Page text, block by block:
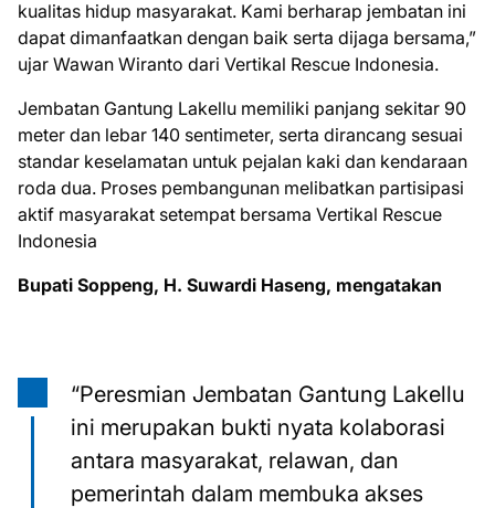
kualitas hidup masyarakat. Kami berharap jembatan ini
dapat dimanfaatkan dengan baik serta dijaga bersama,”
ujar Wawan Wiranto dari Vertikal Rescue Indonesia.
Jembatan Gantung Lakellu memiliki panjang sekitar 90
meter dan lebar 140 sentimeter, serta dirancang sesuai
standar keselamatan untuk pejalan kaki dan kendaraan
roda dua. Proses pembangunan melibatkan partisipasi
aktif masyarakat setempat bersama Vertikal Rescue
Indonesia
Bupati Soppeng, H. Suwardi Haseng, mengatakan
“Peresmian Jembatan Gantung Lakellu
ini merupakan bukti nyata kolaborasi
antara masyarakat, relawan, dan
pemerintah dalam membuka akses